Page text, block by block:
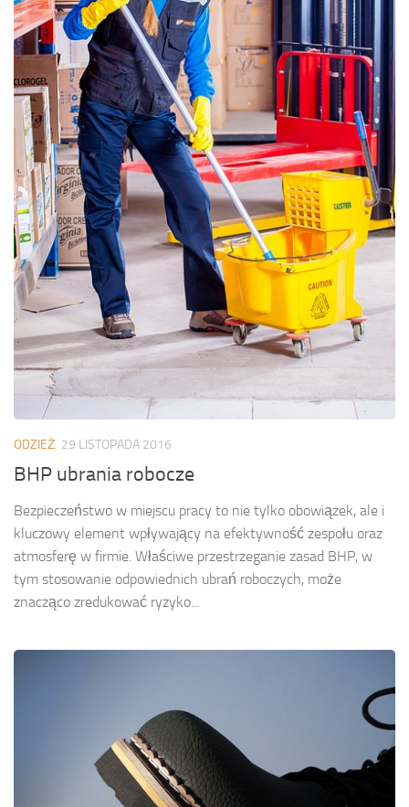
ODZIEŻ 29 LISTOPADA 2016
BHP ubrania robocze
Bezpieczeństwo w miejscu pracy to nie tylko obowiązek, ale i
kluczowy element wpływający na efektywność zespołu oraz
atmosferę w firmie. Właściwe przestrzeganie zasad BHP, w
tym stosowanie odpowiednich ubrań roboczych, może
znacząco zredukować ryzyko...